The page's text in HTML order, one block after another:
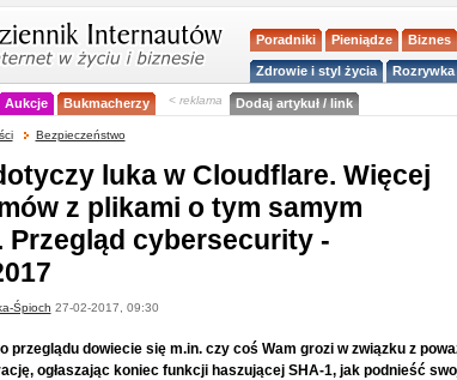
Poradniki Pieniądze Biznes
Zdrowie i styl życia Rozrywka
Aukcje Bukmacherzy < reklama Dodaj artykuł / link
Bezpieczeństwo
luka w Cloudflare. Więcej
z plikami o tym samym
Przegląd cybersecurity -
Śpioch 27-02-2017, 09:30
przeglądu dowiecie się m.in. czy coś Wam grozi w związku z
ogłaszając koniec funkcji haszującej SHA-1, jak podnieść